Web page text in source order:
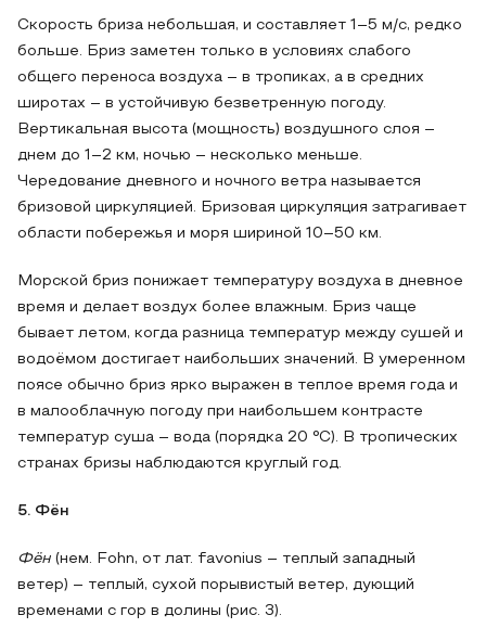
Скорость бриза небольшая, и составляет 1–5 м/с, редко
больше. Бриз заметен только в условиях слабого
общего переноса воздуха – в тропиках, а в средних
широтах – в устойчивую безветренную погоду.
Вертикальная высота (мощность) воздушного слоя –
днем до 1–2 км, ночью – несколько меньше.
Чередование дневного и ночного ветра называется
бризовой циркуляцией. Бризовая циркуляция затрагивает
области побережья и моря шириной 10–50 км.
Морской бриз понижает температуру воздуха в дневное
время и делает воздух более влажным. Бриз чаще
бывает летом, когда разница температур между сушей и
водоёмом достигает наибольших значений. В умеренном
поясе обычно бриз ярко выражен в теплое время года и
в малооблачную погоду при наибольшем контрасте
температур суша – вода (порядка 20 °С). В тропических
странах бризы наблюдаются круглый год.
5. Фён
Фён (нем. Fohn, от лат. favonius – теплый западный
ветер) – теплый, сухой порывистый ветер, дующий
временами с гор в долины (рис. 3).